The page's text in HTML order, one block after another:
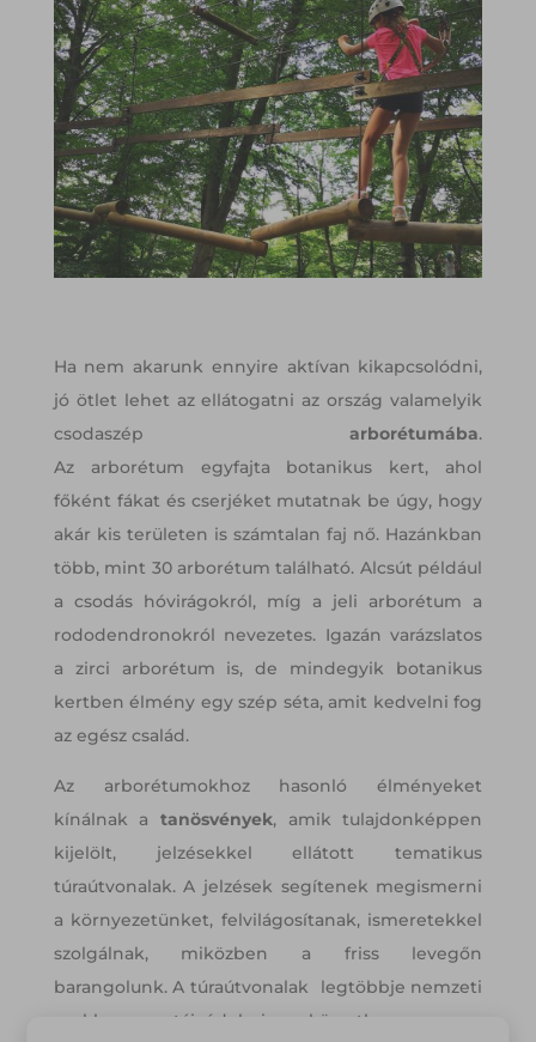
Ha nem akarunk ennyire aktívan kikapcsolódni,
jó ötlet lehet az ellátogatni az ország valamelyik
csodaszéparborétumába.
Az arborétum egyfajta botanikus kert, ahol
főként fákat és cserjéket mutatnak be úgy, hogy
akár kis területen is számtalan faj nő. Hazánkban
több, mint 30 arborétum található. Alcsút például
a csodás hóvirágokról, míg a jeli arborétum a
rododendronokról nevezetes. Igazán varázslatos
a zirci arborétum is, de mindegyik botanikus
kertben élmény egy szép séta, amit kedvelni fog
az egész család.
Az arborétumokhoz hasonló élményeket
kínálnak a tanösvények, amik tulajdonképpen
kijelölt, jelzésekkel ellátott tematikus
túraútvonalak. A jelzések segítenek megismerni
a környezetünket, felvilágosítanak, ismeretekkel
szolgálnak, miközben a friss levegőn
barangolunk. A túraútvonalak legtöbbje nemzeti
parkban, tájvédelmi körzetben vagy